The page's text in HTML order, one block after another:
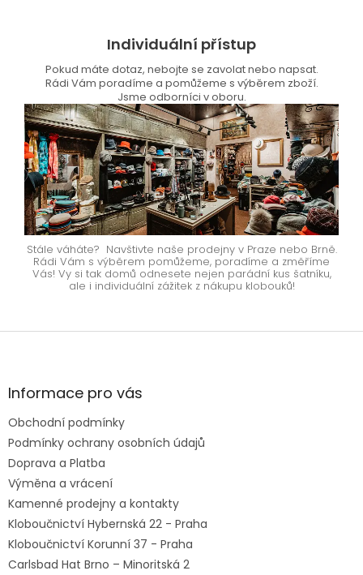
Individuální přístup
Pokud máte dotaz, nebojte se zavolat nebo napsat.
Rádi Vám poradíme a pomůžeme s výběrem zboží.
Jsme odborníci v oboru.
Stále váháte? Navštivte naše prodejny v Praze nebo Brně.
Rádi Vám s výběrem pomůžeme, poradíme a změříme
Vás! Vy si tak domů odnesete nejen parádní kus šatníku,
ale i individuální zážitek z nákupu klobouků!
Z
aInformace pro vás
Obchodní podmínky
Podmínky ochrany osobních údajů
Doprava a Platba
Výměna a vrácení
Kamenné prodejny a kontakty
Kloboučnictví Hybernská 22 - Praha
Kloboučnictví Korunní 37 - Praha
Carlsbad Hat Brno – Minoritská 2